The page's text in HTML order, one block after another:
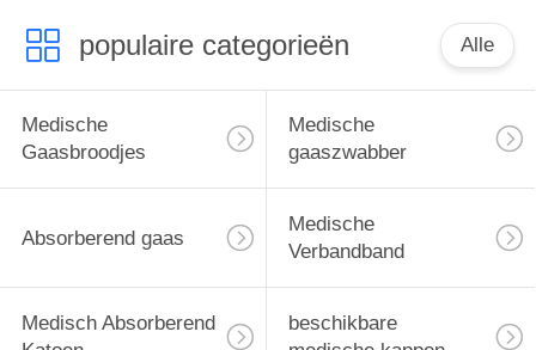
populaire categorieën Alle
Medische
Gaasbroodjes
Medische
gaaszwabber
Absorberend gaas
Medische
Verbandband
Medisch Absorberend
beschikbare